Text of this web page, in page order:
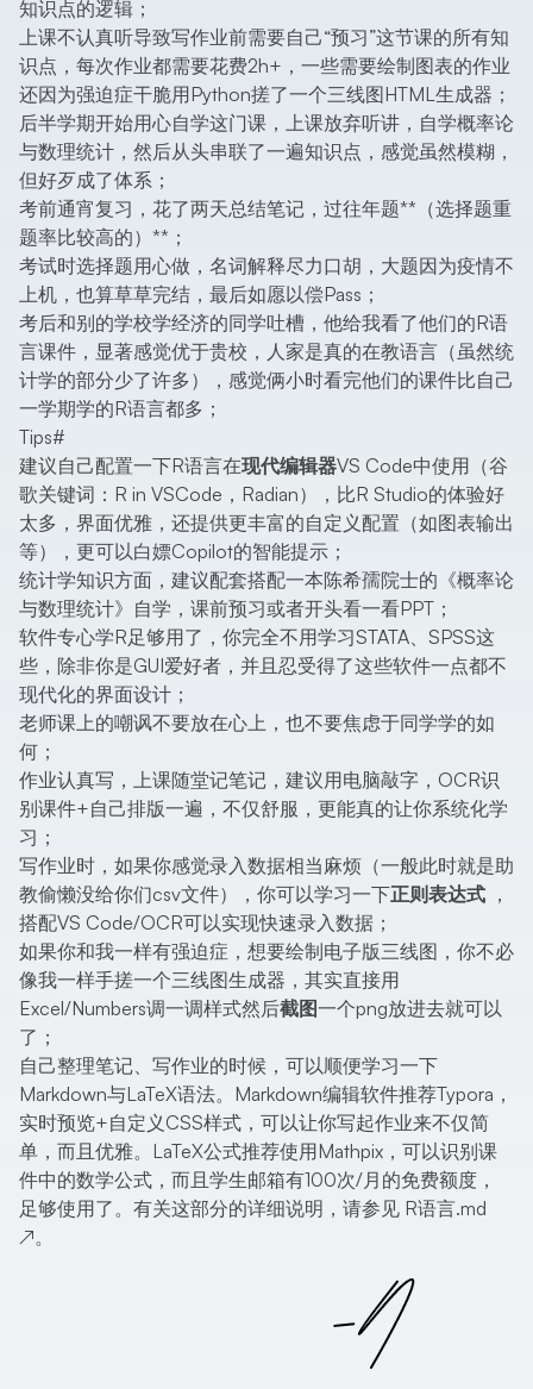
知识点的逻辑；
上课不认真听导致写作业前需要自己“预习”这节课的所有知
识点，每次作业都需要花费2h+，一些需要绘制图表的作业
还因为强迫症干脆用Python搓了一个三线图HTML生成器；
后半学期开始用心自学这门课，上课放弃听讲，自学概率论
与数理统计，然后从头串联了一遍知识点，感觉虽然模糊，
但好歹成了体系；
考前通宵复习，花了两天总结笔记，过往年题**（选择题重
题率比较高的）**；
考试时选择题用心做，名词解释尽力口胡，大题因为疫情不
上机，也算草草完结，最后如愿以偿Pass；
考后和别的学校学经济的同学吐槽，他给我看了他们的R语
言课件，显著感觉优于贵校，人家是真的在教语言（虽然统
计学的部分少了许多），感觉俩小时看完他们的课件比自己
一学期学的R语言都多；
Tips#
建议自己配置一下R语言在现代编辑器VS Code中使用（谷
歌关键词：R in VSCode，Radian），比R Studio的体验好
太多，界面优雅，还提供更丰富的自定义配置（如图表输出
等），更可以白嫖Copilot的智能提示；
统计学知识方面，建议配套搭配一本陈希孺院士的《概率论
与数理统计》自学，课前预习或者开头看一看PPT；
软件专心学R足够用了，你完全不用学习STATA、SPSS这
些，除非你是GUI爱好者，并且忍受得了这些软件一点都不
现代化的界面设计；
老师课上的嘲讽不要放在心上，也不要焦虑于同学学的如
何；
作业认真写，上课随堂记笔记，建议用电脑敲字，OCR识
别课件+自己排版一遍，不仅舒服，更能真的让你系统化学
习；
写作业时，如果你感觉录入数据相当麻烦（一般此时就是助
教偷懒没给你们csv文件），你可以学习一下正则表达式 ，
搭配VS Code/OCR可以实现快速录入数据；
如果你和我一样有强迫症，想要绘制电子版三线图，你不必
像我一样手搓一个三线图生成器，其实直接用
Excel/Numbers调一调样式然后截图一个png放进去就可以
了；
自己整理笔记、写作业的时候，可以顺便学习一下
Markdown与LaTeX语法。Markdown编辑软件推荐Typora，
实时预览+自定义CSS样式，可以让你写起作业来不仅简
单，而且优雅。LaTeX公式推荐使用Mathpix，可以识别课
件中的数学公式，而且学生邮箱有100次/月的免费额度，
足够使用了。有关这部分的详细说明，请参见 R语言.md
↗。